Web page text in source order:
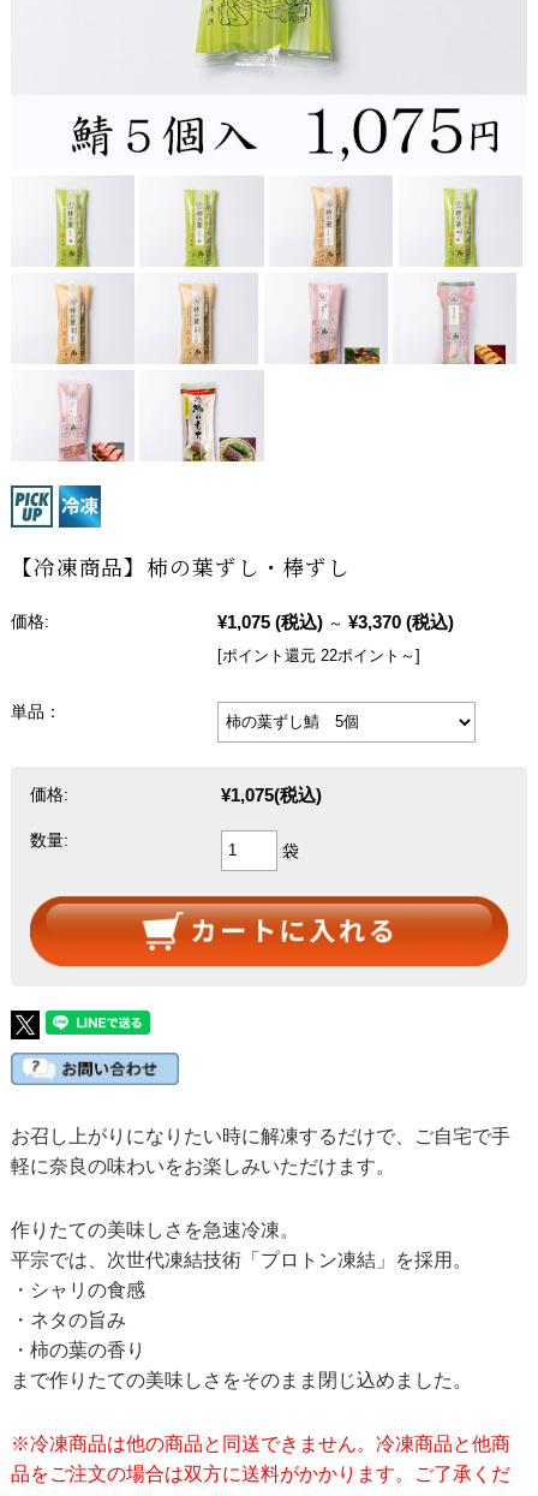
【冷凍商品】柿の葉ずし・棒ずし
価格: ¥1,075 (税込) ～ ¥3,370 (税込)
[ポイント還元 22ポイント～]
単品：
価格: ¥1,075(税込)
数量:
袋
お召し上がりになりたい時に解凍するだけで、ご自宅で手
軽に奈良の味わいをお楽しみいただけます。
作りたての美味しさを急速冷凍。
平宗では、次世代凍結技術「プロトン凍結」を採用。
・シャリの食感
・ネタの旨み
・柿の葉の香り
まで作りたての美味しさをそのまま閉じ込めました。
※冷凍商品は他の商品と同送できません。冷凍商品と他商
品をご注文の場合は双方に送料がかかります。ご了承くだ